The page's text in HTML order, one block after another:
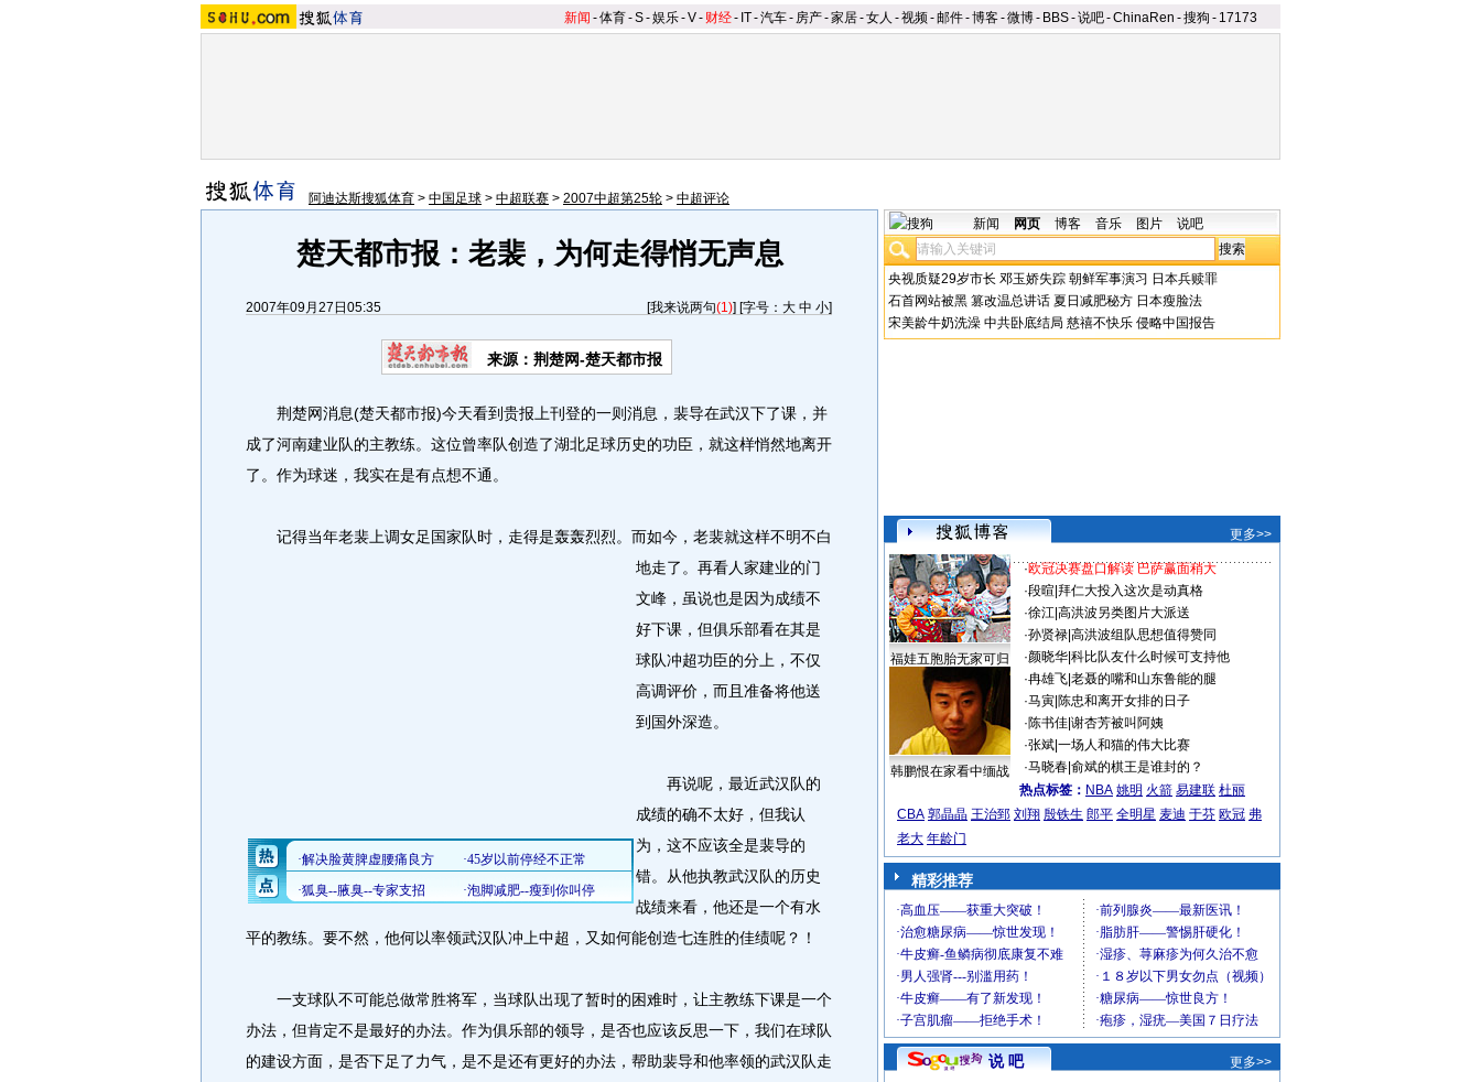
新闻 -体育-S-娱乐-V- 财经- IT-汽车- 房产-家居-女人 -视频-邮件-博客-微博- BBS-说吧-ChinaRen -搜狗 - 17173
阿迪达斯搜狐体育 > 中国足球 > 中超联赛 > 2007中超第25轮 > 中超评论
楚天都市报：老裴，为何走得悄无声息
2007年09月27日05:35 [我来说两句(1)] [字号： 大 中 小]
来源：荆楚网-楚天都市报
荆楚网消息(楚天都市报)今天看到贵报上刊登的一则消息，裴导在武汉下了课，并
成了河南建业队的主教练。这位曾率队创造了湖北足球历史的功臣，就这样悄然地离开
了。作为球迷，我实在是有点想不通。
记得当年老裴上调女足国家队时，走得是轰轰烈烈。 而如今，老裴就这样不明不白
地走了。再看人家建业的门
文峰，虽说也是因为成绩不
好下课，但俱乐部看在其是
球队冲超功臣的分上，不仅
高调评价，而且准备将他送
到国外深造。
再说呢，最近武汉队的
成绩的确不太好，但我认
为，这不应该全是裴导的
错。从他执教武汉队的历史
战绩来看，他还是一个有水
平的教练。要不然，他何以率领武汉队冲上中超，又如何能创造七连胜的佳绩呢？！
一支球队不可能总做常胜将军，当球队出现了暂时的困难时，让主教练下课是一个
办法，但肯定不是最好的办法。作为俱乐部的领导，是否也应该反思一下，我们在球队
的建设方面，是否下足了力气，是不是还有更好的办法，帮助裴导和他率领的武汉队走
新闻 网页 博客 音乐 图片 说吧
央视质疑29岁市长 邓玉娇失踪 朝鲜军事演习 日本兵赎罪
石首网站被黑 篡改温总讲话 夏日减肥秘方 日本瘦脸法
宋美龄牛奶洗澡 中共卧底结局 慈禧不快乐 侵略中国报告
更多>>
福娃五胞胎无家可归
韩鹏恨在家看中缅战
·欧冠决赛盘口解读 巴萨赢面稍大
·段暄 拜仁大投入这次是动真格
·徐江| 高洪波另类图片大派送
·孙贤禄| 高洪波组队思想值得赞同
·颜晓华| 科比队友什么时候可支持他
·冉雄飞| 老聂的嘴和山东鲁能的腿
·马寅| 陈忠和离开女排的日子
·陈书佳| 谢杏芳被叫阿姨
·张斌| 一场人和猫的伟大比赛
·马晓春| 俞斌的棋王是谁封的？
热点标签： NBA 姚明 火箭 易建联 杜丽
CBA 郭晶晶 王治郅 刘翔 殷铁生 郎平 全明星 麦迪 于芬 欧冠 弗
老大 年龄门
精彩推荐
说 吧 更多>>